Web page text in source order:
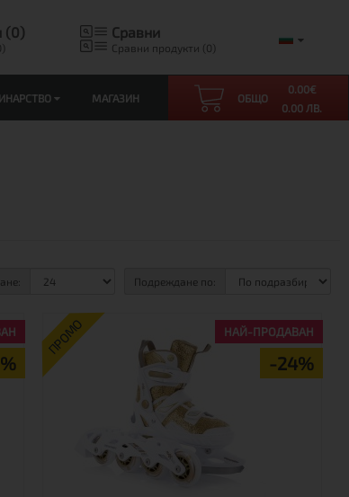
(0) Сравни
Сравни продукти (0)
МАГАЗИН ОБЩО
0.00€
0.00 ЛВ.
Подреждане по:
ПРОМО
-24%
НАЙ-ПРОДАВАН